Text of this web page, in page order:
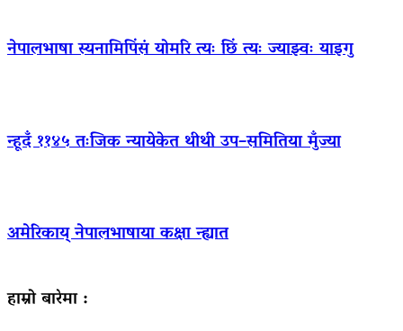
नेपालभाषा स्यनामिपिंसं योमरि त्यः छिं त्यः ज्याझ्वः याइगु
न्हूदँ ११४५ तःजिक न्यायेकेत थीथी उप–समितिया मुँज्या
अमेरिकाय् नेपालभाषाया कक्षा न्ह्यात
हाम्रो बारेमा :